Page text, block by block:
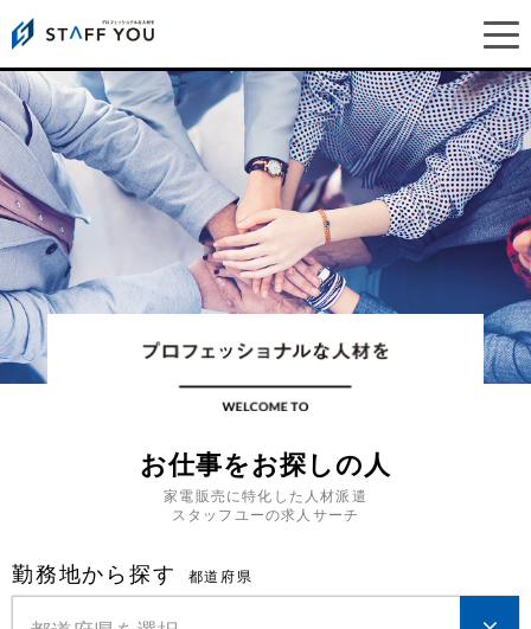
お仕事をお探しの人
家電販売に特化した人材派遣
スタッフユーの求人サーチ
勤務地から探す 都道府県